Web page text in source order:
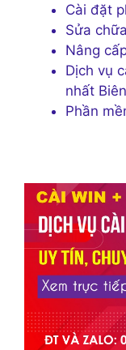
Cài đặt
Sửa
Nâng
Dịch vụ
nhất
Phần